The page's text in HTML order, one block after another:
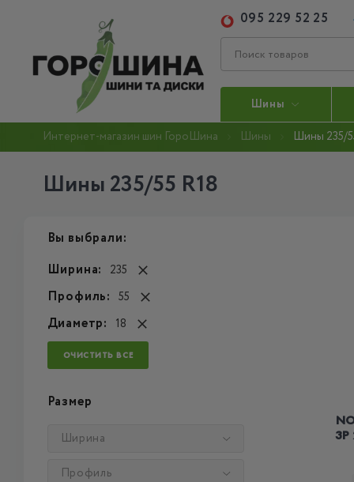
095 229 52 25
Шины
Интернет-магазин шин ГороШина Шины Шины 235/
Шины 235/55 R18
Вы выбрали:
Ширина:
235
Профиль: 55
Диаметр: 18
ОЧИСТИТЬ ВСЕ
Размер
Ширина
Профиль
3P